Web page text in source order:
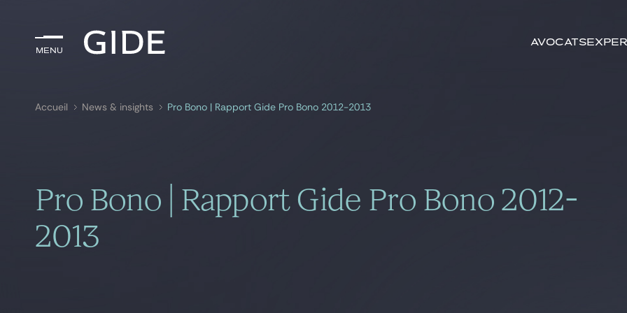
Menu
Avocats
Menu mots-clés
Accueil News & insights Pro Bono | Rapport Gide Pro Bono 2012-2013
Pro Bono | Rapport Gide Pro Bono 2012-
2013